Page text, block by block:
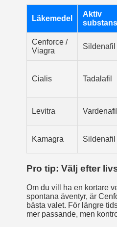
Läkemedel
Aktiv
substans
Cenforce /
Viagra
Sildenafil
Cialis Tadalafil
Levitra Vardenafil
Kamagra Sildenafil
Pro tip: Välj efter
Om du vill ha en kortare
spontana äventyr, är
bästa valet. För längre
mer passande, men